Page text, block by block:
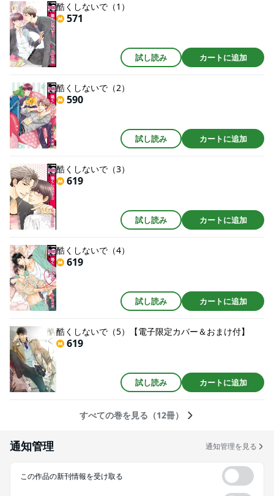
酷くしないで（1）
571
試し読み カートに追加
酷くしないで（2）
590
試し読み カートに追加
酷くしないで（3）
619
試し読み カートに追加
酷くしないで（4）
619
試し読み カートに追加
酷くしないで（5）【電子限定カバー＆おまけ付】
619
試し読み カートに追加
すべての巻を見る（12冊）
通知管理 通知管理を見る
この作品の新刊情報を受け取る